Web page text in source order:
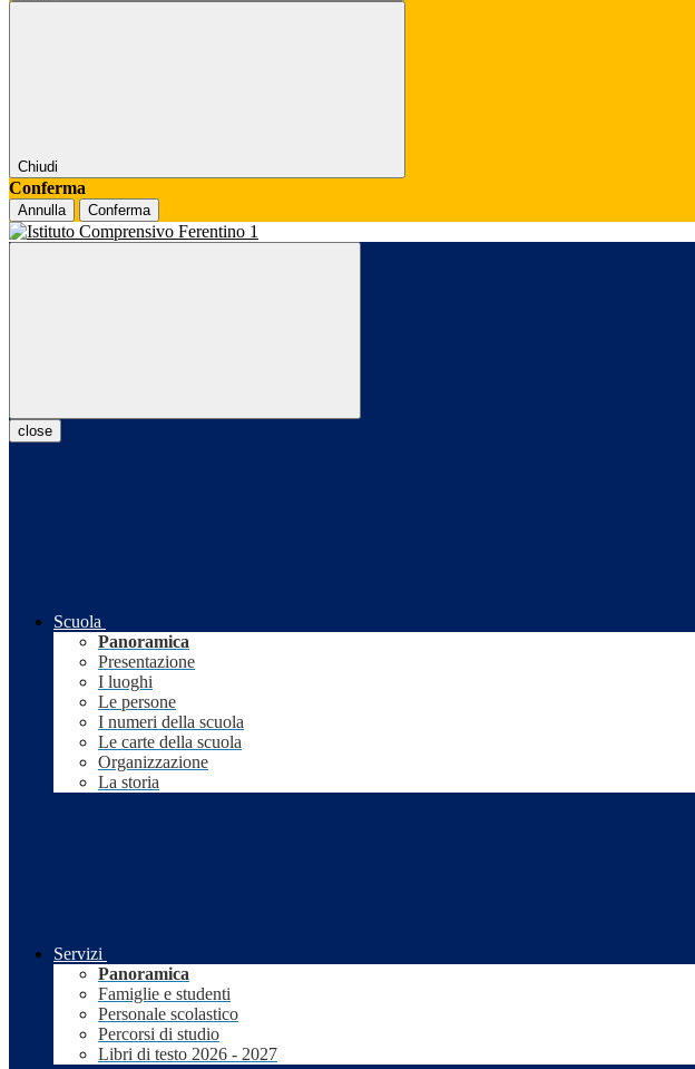
Chiudi
Conferma
Annulla Conferma
close
Scuola
Panoramica
Presentazione
I luoghi
Le persone
I numeri della scuola
Le carte della scuola
Organizzazione
La storia
Servizi
Panoramica
Famiglie e studenti
Personale scolastico
Percorsi di studio
Libri di testo 2026 - 2027